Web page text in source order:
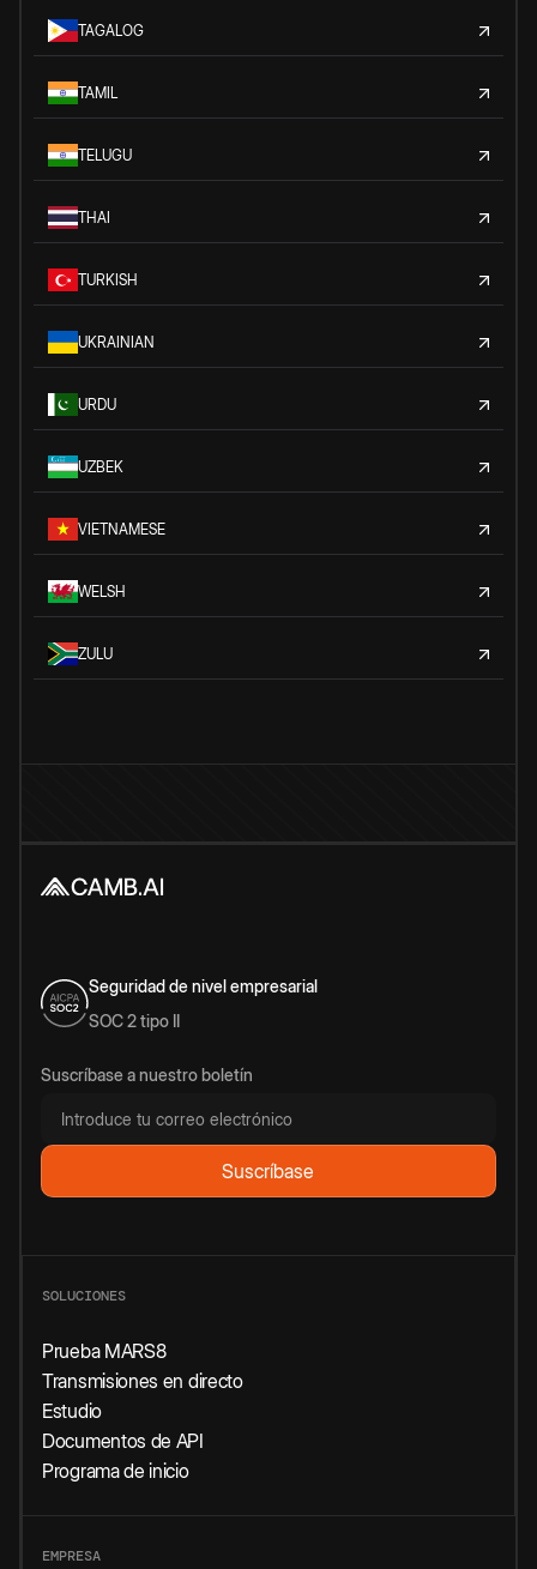
TAGALOG
TAMIL
TELUGU
THAI
TURKISH
UKRAINIAN
URDU
UZBEK
VIETNAMESE
WELSH
ZULU
Seguridad de nivel empresarial
SOC 2 tipo II
Suscríbase a nuestro boletín
SOLUCIONES
Prueba MARS8
Transmisiones en directo
Estudio
Documentos de API
Programa de inicio
EMPRESA